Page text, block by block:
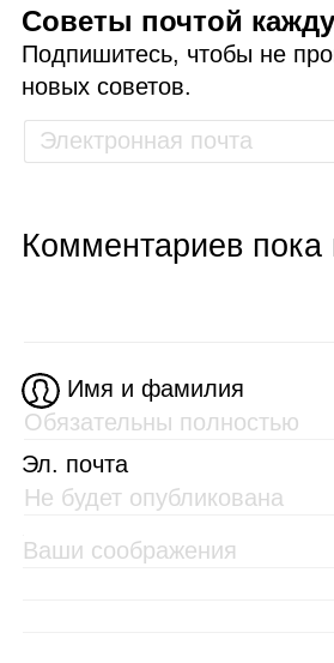
Советы почтой
Подпишитесь, чтобы не
новых советов.
Комментариев пока
Имя и фамилия
Эл. почта